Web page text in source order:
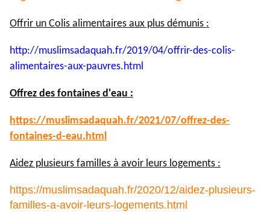
Offrir un Colis alimentaires aux plus démunis :
http://muslimsadaquah.fr/2019/04/offrir-des-colis-
alimentaires-aux-pauvres.html
Offrez des fontaines d'eau :
https://muslimsadaquah.fr/2021/07/offrez-des-
fontaines-d-eau.html
Aidez plusieurs familles à avoir leurs logements :
https://muslimsadaquah.fr/2020/12/aidez-plusieurs-
familles-a-avoir-leurs-logements.html